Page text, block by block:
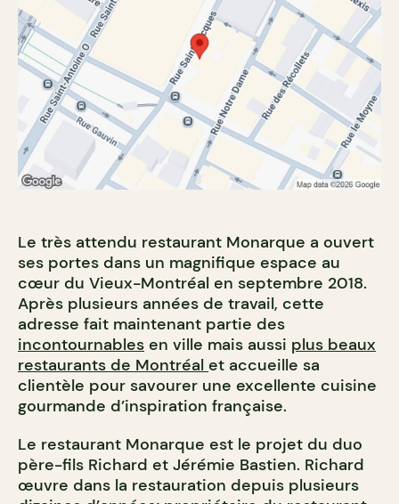
Le très attendu restaurant Monarque a ouvert
ses portes dans un magnifique espace au
cœur du Vieux-Montréal en septembre 2018.
Après plusieurs années de travail, cette
adresse fait maintenant partie des
incontournables en ville mais aussi plus beaux
restaurants de Montréal et accueille sa
clientèle pour savourer une excellente cuisine
gourmande d’inspiration française.
Le restaurant Monarque est le projet du duo
père-fils Richard et Jérémie Bastien. Richard
œuvre dans la restauration depuis plusieurs